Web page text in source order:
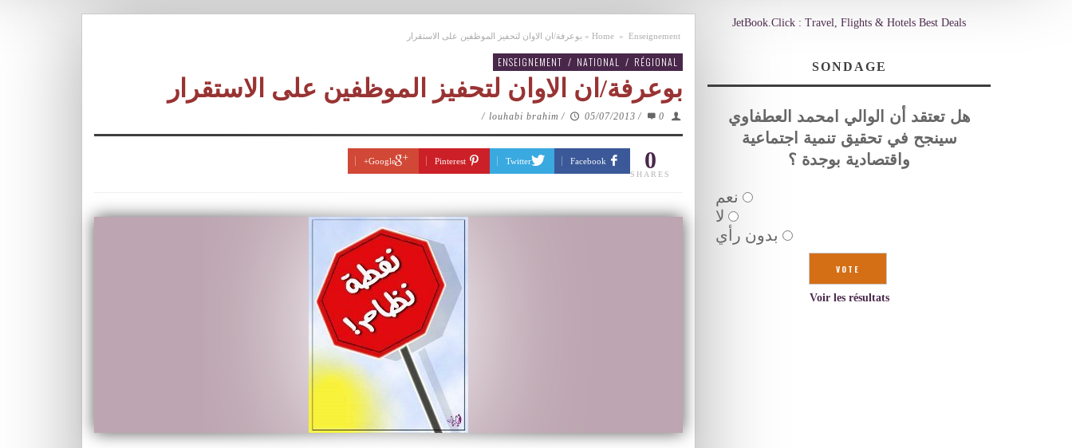
Home » Enseignement
» بوعرفة/ان الاوان لتحفيز الموظفين على الاستقرار
ENSEIGNEMENT / NATIONAL / RÉGIONAL
بوعرفة/ان الاوان لتحفيز الموظفين على الاستقرار
louhabi brahim / 05/07/2013 / 0
/
0
SHARES
Facebook
Twitter
Pinterest
Google+
JetBook.Click : Travel, Flights & Hotels Best Deals
SONDAGE
هل تعتقد أن الوالي امحمد العطفاوي
سينجح في تحقيق تنمية اجتماعية
واقتصادية بوجدة ؟
نعم
لا
بدون رأي
Voir les résultats